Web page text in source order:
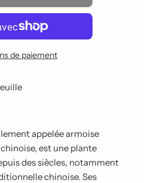
de paiement
appelée armoise
est une plante
des siècles, notamment
chinoise. Ses